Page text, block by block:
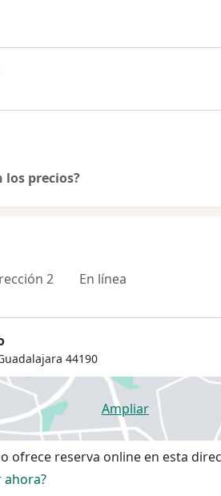
los precios?
2 En línea
44190
Ampliarse abre en una
ofrece reserva online en esta
ahora?